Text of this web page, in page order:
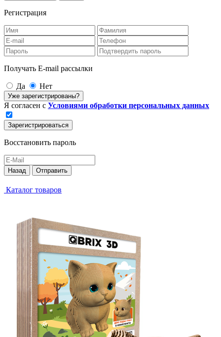
Регистрация
Получать E-mail рассылки
Да Нет
Уже зарегистрированы?
Я согласен с Условиями обработки персональных данных
Зарегистрироваться
Восстановить пароль
Назад Отправить
Каталог товаров